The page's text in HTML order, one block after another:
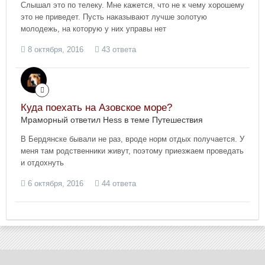
Слышал это по телеку. Мне кажется, что не к чему хорошему
это не приведет. Пусть наказывают лучше золотую
молодежь, на которую у них управы нет
8 октября, 2016 43 ответа
Куда поехать на Азовское море?
Мраморный ответил Hess в теме Путешествия
В Бердянске бывали не раз, вроде норм отдых получается. У
меня там родственники живут, поэтому приезжаем проведать
и отдохнуть
6 октября, 2016 44 ответа